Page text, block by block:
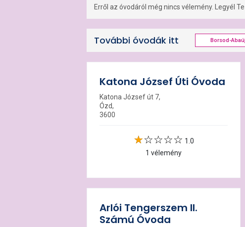
Erről az óvodáról még nincs vélemény. Legyél
További óvodák itt Borsod-
Katona József Úti Óvoda
Katona József út 7,
Ózd,
3600
1.0
1 vélemény
Arlói Tengerszem II.
Számú Óvoda